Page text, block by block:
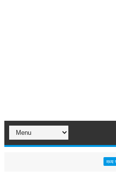
मध्य प्रदेश